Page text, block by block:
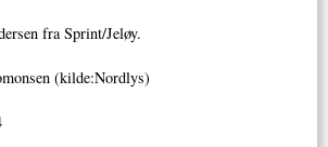
fra Sprint/Jeløy.
(kilde:Nordlys)